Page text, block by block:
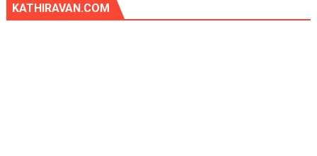
KATHIRAVAN.COM